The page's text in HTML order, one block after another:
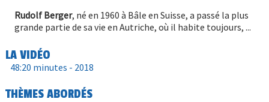
Rudolf Berger, né en 1960 à Bâle en Suisse, a passé la plus
grande partie de sa vie en Autriche, où il habite toujours, ...
LA VIDÉO
48:20 minutes - 2018
THÈMES ABORDÉS